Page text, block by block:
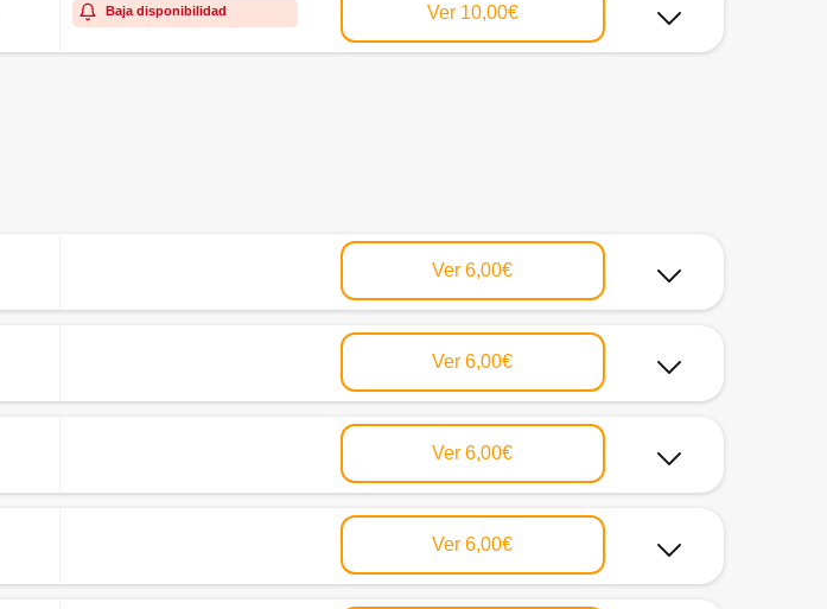
Baja disponibilidad Ver 10,00€
Ver6,00€
Ver6,00€
Ver6,00€
Ver6,00€